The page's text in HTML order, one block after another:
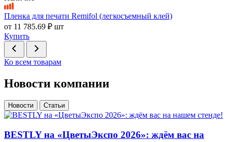
Пленка для печати Remifol (легкосъемный клей)
от 11 785.69 ₽ шт
Купить
Ко всем товарам
Новости компании
Новости Статьи
BESTLY на «ЦветыЭкспо 2026»: ждём вас на